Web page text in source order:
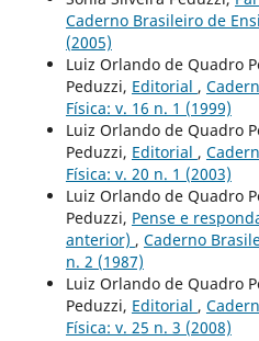
Caderno Brasileiro de
(2005)
Luiz Orlando de Quadro
Peduzzi, Editorial ,
Física: v. 16 n. 1 (1999)
Luiz Orlando de Quadro
Peduzzi, Editorial ,
Física: v. 20 n. 1 (2003)
Luiz Orlando de Quadro
Peduzzi, Pense e
anterior) , Caderno
n. 2 (1987)
Luiz Orlando de Quadro
Peduzzi, Editorial ,
Física: v. 25 n. 3 (2008)